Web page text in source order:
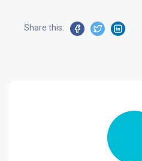
Share this: